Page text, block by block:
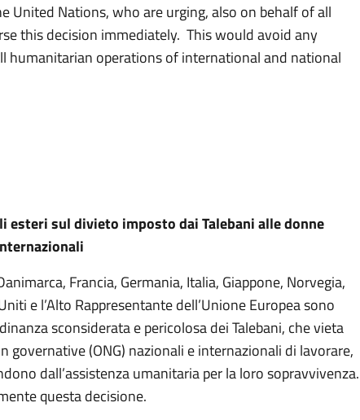
United Nations, who are urging, also on behalf of all
this decision immediately. This would avoid any
operations of international and national
sul divieto imposto dai Talebani alle donne
Francia, Germania, Italia, Giappone, Norvegia,
e l’Alto Rappresentante dell’Unione Europea sono
sconsiderata e pericolosa dei Talebani, che vieta
(ONG) nazionali e internazionali di lavorare,
dall’assistenza umanitaria per la loro sopravvivenza.
questa decisione.